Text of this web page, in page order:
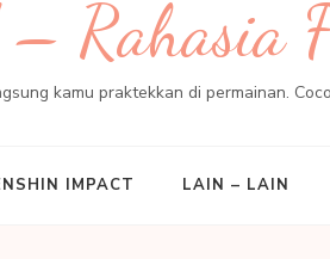
– Rahasia
kamu praktekkan di permainan.
IMPACT LAIN – LAIN